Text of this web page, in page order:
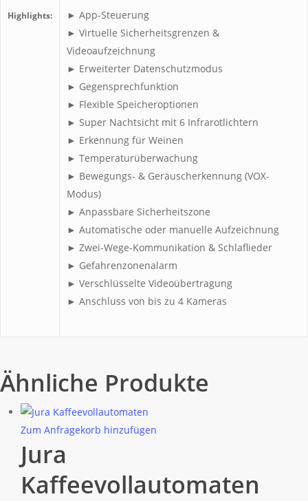
Highlights:
► App-Steuerung
► Virtuelle Sicherheitsgrenzen &
Videoaufzeichnung
► Erweiterter Datenschutzmodus
► Gegensprechfunktion
► Flexible Speicheroptionen
► Super Nachtsicht mit 6 Infrarotlichtern
► Erkennung für Weinen
► Temperaturüberwachung
► Bewegungs- & Geräuscherkennung (VOX-
Modus)
► Anpassbare Sicherheitszone
► Automatische oder manuelle Aufzeichnung
► Zwei-Wege-Kommunikation & Schlaflieder
► Gefahrenzonenalarm
► Verschlüsselte Videoübertragung
► Anschluss von bis zu 4 Kameras
Ähnliche Produkte
Zum Anfragekorb hinzufügen
Jura
Kaffeevollautomaten